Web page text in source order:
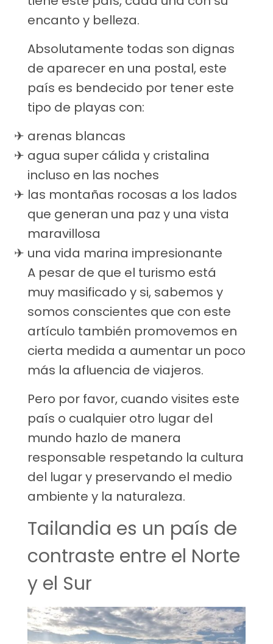
encanto y belleza.
Absolutamente todas son dignas
de aparecer en una postal, este
país es bendecido por tener este
tipo de playas con:
arenas blancas
agua super cálida y cristalina
incluso en las noches
las montañas rocosas a los lados
que generan una paz y una vista
maravillosa
una vida marina impresionante
A pesar de que el turismo está
muy masificado y si, sabemos y
somos conscientes que con este
artículo también promovemos en
cierta medida a aumentar un poco
más la afluencia de viajeros.
Pero por favor, cuando visites este
país o cualquier otro lugar del
mundo hazlo de manera
responsable respetando la cultura
del lugar y preservando el medio
ambiente y la naturaleza.
Tailandia es un país de
contraste entre el Norte
y el Sur